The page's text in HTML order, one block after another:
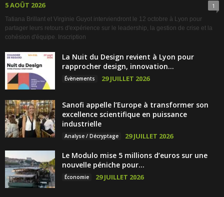
5 AOÛT 2026 1
Tatiana Brillant et Virginie Guyot interviendront le 12 octobre à Lyon pour
partager leurs retours d'expérience sur le leadership, la gestion de crise et la
cohésion d'équipe. Inscription
La Nuit du Design revient à Lyon pour
rapprocher design, innovation...
Évènements 29 JUILLET 2026
Sanofi appelle l’Europe à transformer son
excellence scientifique en puissance
industrielle
Analyse / Décryptage 29 JUILLET 2026
Le Modulo mise 5 millions d’euros sur une
nouvelle péniche pour...
Économie 29 JUILLET 2026